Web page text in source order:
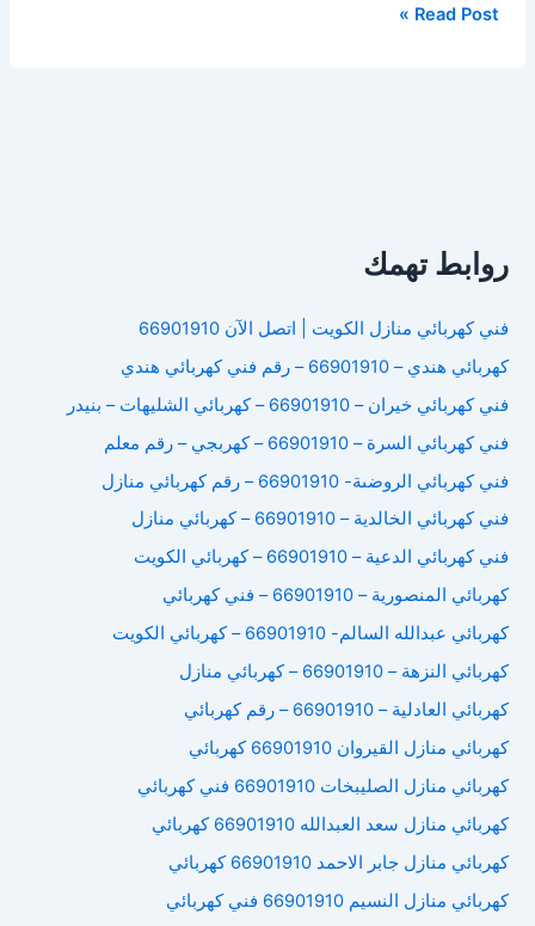
فني
Read Post »
روابط تهمك
فني كهربائي منازل الكويت | اتصل الآن 66901910
كهربائي هندي – 66901910 – رقم فني كهربائي هندي
فني كهربائي خيران – 66901910 – كهربائي الشليهات – بنيدر
فني كهربائي السرة – 66901910 – كهربجي – رقم معلم
فني كهربائي الروضىة- 66901910 – رقم كهربائي منازل
فني كهربائي الخالدية – 66901910 – كهربائي منازل
فني كهربائي الدعية – 66901910 – كهربائي الكويت
كهربائي المنصورية – 66901910 – فني كهربائي
كهربائي عبدالله السالم- 66901910 – كهربائي الكويت
كهربائي النزهة – 66901910 – كهربائي منازل
كهربائي العادلية – 66901910 – رقم كهربائي
كهربائي منازل القيروان 66901910 كهربائي
كهربائي منازل الصليبخات 66901910 فني كهربائي
كهربائي منازل سعد العبدالله 66901910 كهربائي
كهربائي منازل جابر الاحمد 66901910 كهربائي
كهربائي منازل النسيم 66901910 فني كهربائي